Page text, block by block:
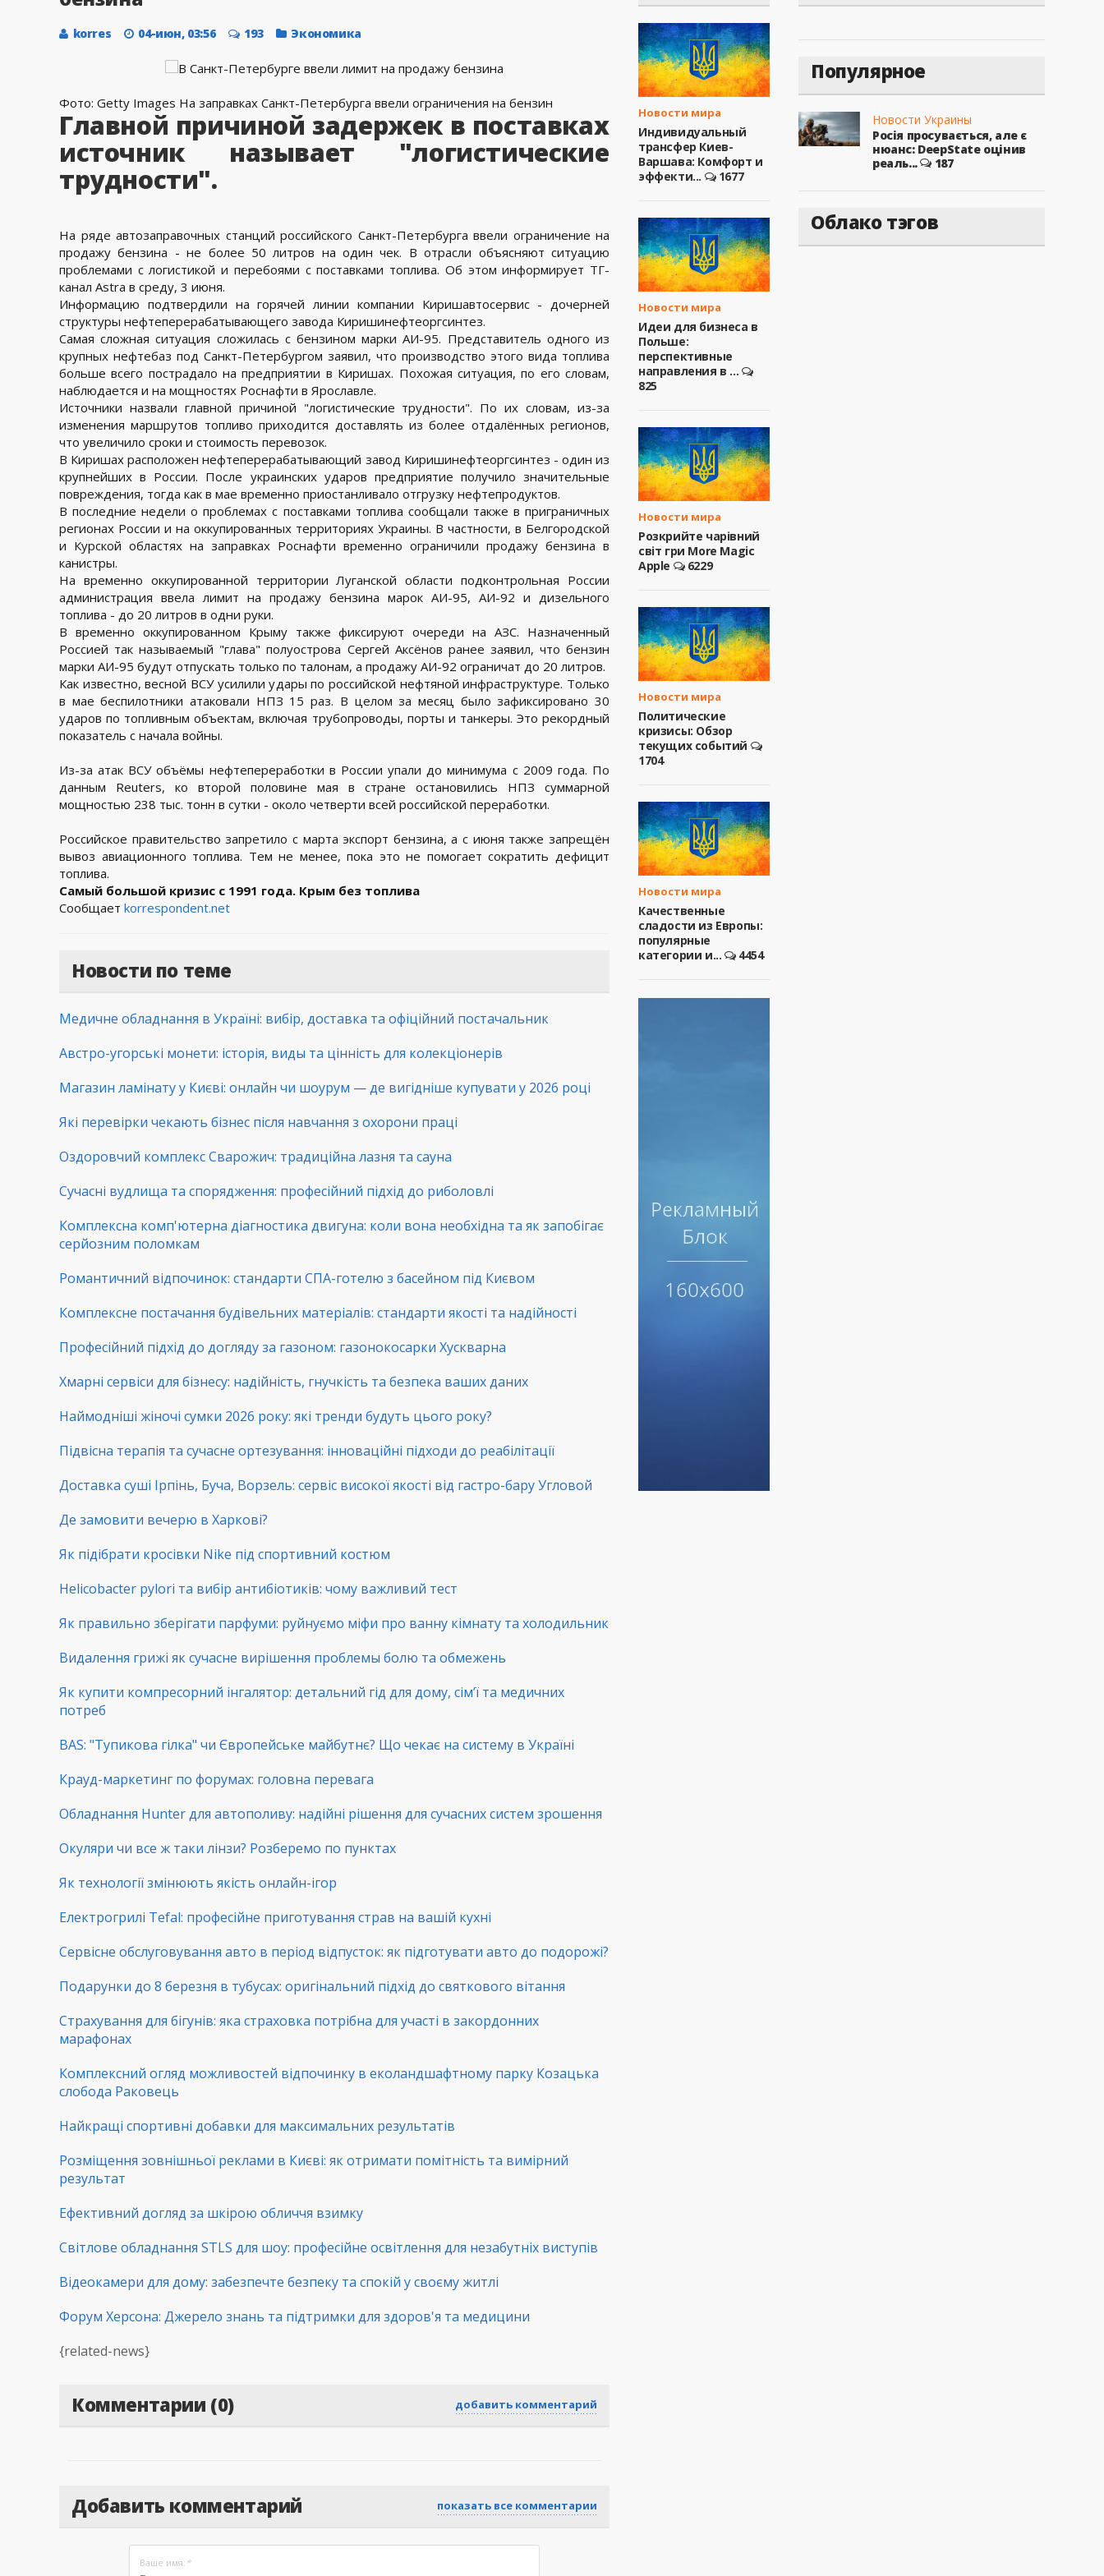
korres 04-июн, 03:56 193 Экономика
Фото: Getty Images На заправках Санкт-Петербурга ввели ограничения на бензин
Главной причиной задержек в поставках
источник называет "логистические
трудности".
На ряде автозаправочных станций российского Санкт-Петербурга ввели ограничение на
продажу бензина - не более 50 литров на один чек. В отрасли объясняют ситуацию
проблемами с логистикой и перебоями с поставками топлива. Об этом информирует ТГ-
канал Astra в среду, 3 июня.
Информацию подтвердили на горячей линии компании Киришавтосервис - дочерней
структуры нефтеперерабатывающего завода Киришинефтеоргсинтез.
Самая сложная ситуация сложилась с бензином марки АИ-95. Представитель одного из
крупных нефтебаз под Санкт-Петербургом заявил, что производство этого вида топлива
больше всего пострадало на предприятии в Киришах. Похожая ситуация, по его словам,
наблюдается и на мощностях Роснафти в Ярославле.
Источники назвали главной причиной "логистические трудности". По их словам, из-за
изменения маршрутов топливо приходится доставлять из более отдалённых регионов,
что увеличило сроки и стоимость перевозок.
В Киришах расположен нефтеперерабатывающий завод Киришинефтеоргсинтез - один из
крупнейших в России. После украинских ударов предприятие получило значительные
повреждения, тогда как в мае временно приостанливало отгрузку нефтепродуктов.
В последние недели о проблемах с поставками топлива сообщали также в приграничных
регионах России и на оккупированных территориях Украины. В частности, в Белгородской
и Курской областях на заправках Роснафти временно ограничили продажу бензина в
канистры.
На временно оккупированной территории Луганской области подконтрольная России
администрация ввела лимит на продажу бензина марок АИ-95, АИ-92 и дизельного
топлива - до 20 литров в одни руки.
В временно оккупированном Крыму также фиксируют очереди на АЗС. Назначенный
Россией так называемый "глава" полуострова Сергей Аксёнов ранее заявил, что бензин
марки АИ-95 будут отпускать только по талонам, а продажу АИ-92 ограничат до 20 литров.
Как известно, весной ВСУ усилили удары по российской нефтяной инфраструктуре. Только
в мае беспилотники атаковали НПЗ 15 раз. В целом за месяц было зафиксировано 30
ударов по топливным объектам, включая трубопроводы, порты и танкеры. Это рекордный
показатель с начала войны.
Из-за атак ВСУ объёмы нефтепереработки в России упали до минимума с 2009 года. По
данным Reuters, ко второй половине мая в стране остановились НПЗ суммарной
мощностью 238 тыс. тонн в сутки - около четверти всей российской переработки.
Российское правительство запретило с марта экспорт бензина, а с июня также запрещён
вывоз авиационного топлива. Тем не менее, пока это не помогает сократить дефицит
топлива.
Самый большой кризис с 1991 года. Крым без топлива
Сообщает korrespondent.net
Новости по теме
Медичне обладнання в Україні: вибір, доставка та офіційний постачальник
Австро-угорські монети: історія, виды та цінність для колекціонерів
Магазин ламінату у Києві: онлайн чи шоурум — де вигідніше купувати у 2026 році
Які перевірки чекають бізнес після навчання з охорони праці
Оздоровчий комплекс Сварожич: традиційна лазня та сауна
Сучасні вудлища та спорядження: професійний підхід до риболовлі
Комплексна комп'ютерна діагностика двигуна: коли вона необхідна та як запобігає
серйозним поломкам
Романтичний відпочинок: стандарти СПА-готелю з басейном під Києвом
Комплексне постачання будівельних матеріалів: стандарти якості та надійності
Професійний підхід до догляду за газоном: газонокосарки Хускварна
Хмарні сервіси для бізнесу: надійність, гнучкість та безпека ваших даних
Наймодніші жіночі сумки 2026 року: які тренди будуть цього року?
Підвісна терапія та сучасне ортезування: інноваційні підходи до реабілітації
Доставка суші Ірпінь, Буча, Ворзель: сервіс високої якості від гастро-бару Угловой
Де замовити вечерю в Харкові?
Як підібрати кросівки Nike під спортивний костюм
Helicobacter pylori та вибір антибіотиків: чому важливий тест
Як правильно зберігати парфуми: руйнуємо міфи про ванну кімнату та холодильник
Видалення грижі як сучасне вирішення проблемы болю та обмежень
Як купити компресорний інгалятор: детальний гід для дому, сім’ї та медичних
потреб
BAS: "Тупикова гілка" чи Європейське майбутнє? Що чекає на систему в Україні
Крауд-маркетинг по форумах: головна перевага
Обладнання Hunter для автополиву: надійні рішення для сучасних систем зрошення
Окуляри чи все ж таки лінзи? Розберемо по пунктах
Як технології змінюють якість онлайн-ігор
Електрогрилі Tefal: професійне приготування страв на вашій кухні
Сервісне обслуговування авто в період відпусток: як підготувати авто до подорожі?
Подарунки до 8 березня в тубусах: оригінальний підхід до святкового вітання
Страхування для бігунів: яка страховка потрібна для участі в закордонних
марафонах
Комплексний огляд можливостей відпочинку в еколандшафтному парку Козацька
слобода Раковець
Найкращі спортивні добавки для максимальних результатів
Розміщення зовнішньої реклами в Києві: як отримати помітність та вимірний
результат
Ефективний догляд за шкірою обличчя взимку
Світлове обладнання STLS для шоу: професійне освітлення для незабутніх виступів
Відеокамери для дому: забезпечте безпеку та спокій у своєму житлі
Форум Херсона: Джерело знань та підтримки для здоров'я та медицини
{related-news}
Комментарии (0) добавить комментарий
Добавить комментарий показать все комментарии
Ваше имя: *
Новости мира
Индивидуальный
трансфер Киев-
Варшава: Комфорт и
эффекти...
1677
Новости мира
Идеи для бизнеса в
Польше:
перспективные
направления в ...
825
Новости мира
Розкрийте чарівний
світ гри More Magic
Apple
6229
Новости мира
Политические
кризисы: Обзор
текущих событий
1704
Новости мира
Качественные
сладости из Европы:
популярные
категории и...
4454
Популярное
Новости Украины
Росія просувається, але є
нюанс: DeepState оцінив
реаль...
187
Облако тэгов